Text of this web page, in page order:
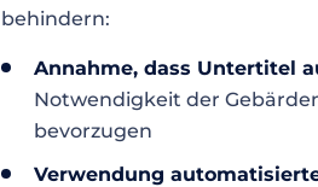
behindern:
Annahme, dass Untertitel
Notwendigkeit der
bevorzugen
Verwendung